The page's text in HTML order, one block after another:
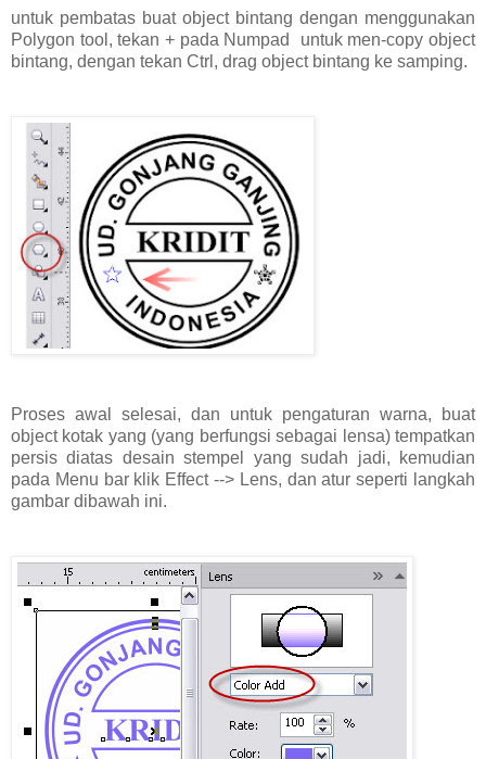
untuk pembatas buat object bintang dengan menggunakan
Polygon tool, tekan + pada Numpad untuk men-copy object
bintang, dengan tekan Ctrl, drag object bintang ke samping.
Proses awal selesai, dan untuk pengaturan warna, buat
object kotak yang (yang berfungsi sebagai lensa) tempatkan
persis diatas desain stempel yang sudah jadi, kemudian
pada Menu bar klik Effect --> Lens, dan atur seperti langkah
gambar dibawah ini.